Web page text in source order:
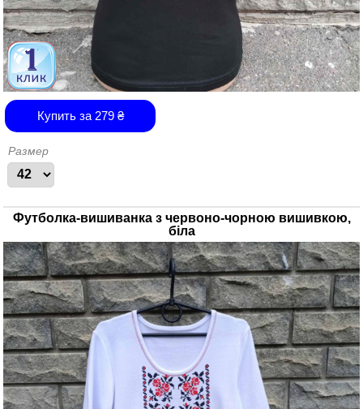
Купить за 279₴
Размер
Футболка-вишиванка з червоно-чорною вишивкою,
біла